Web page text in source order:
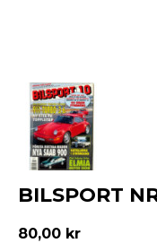
BILSPORT
80,00 kr